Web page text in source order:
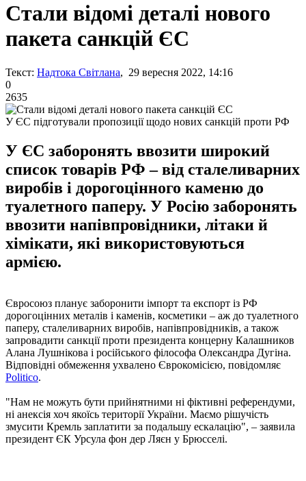
Стали відомі деталі нового
пакета санкцій ЄС
Текст: Надтока Світлана, 29 вересня 2022, 14:16
0
2635
У ЄС підготували пропозиції щодо нових санкцій проти РФ
У ЄС заборонять ввозити широкий
список товарів РФ – від сталеливарних
виробів і дорогоцінного каменю до
туалетного паперу. У Росію заборонять
ввозити напівпровідники, літаки й
хімікати, які використовуються
армією.
Євросоюз планує заборонити імпорт та експорт із РФ
дорогоцінних металів і каменів, косметики – аж до туалетного
паперу, сталеливарних виробів, напівпровідників, а також
запровадити санкції проти президента концерну Калашников
Алана Лушнікова і російського філософа Олександра Дугіна.
Відповідні обмеження ухвалено Єврокомісією, повідомляє
Politico.
"Нам не можуть бути прийнятними ні фіктивні референдуми,
ні анексія хоч якоїсь території України. Маємо рішучість
змусити Кремль заплатити за подальшу ескалацію", – заявила
президент ЄК Урсула фон дер Ляєн у Брюсселі.